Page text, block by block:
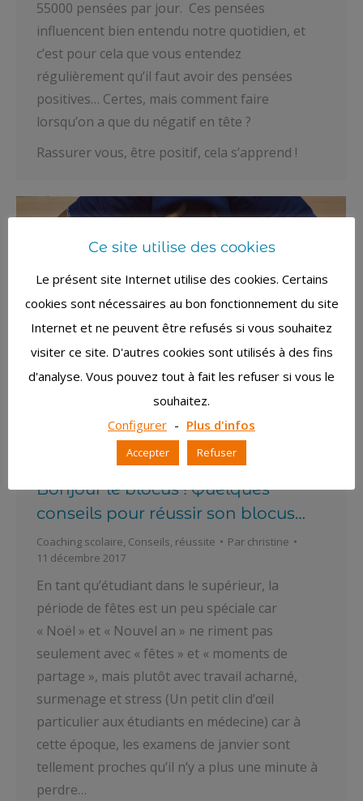
55000 pensées par jour. Ces pensées
influencent bien entendu notre quotidien, et
c’est pour cela que vous entendez
régulièrement qu’il faut avoir des pensées
positives… Certes, mais comment faire
lorsqu’on a que du négatif en tête ?
Rassurer vous, être positif, cela s’apprend !
Les fêtes sont à nos portes … Les
examens du supérieur aussi.
Bonjour le blocus ! Quelques
conseils pour réussir son blocus…
Coaching scolaire, Conseils, réussite Par christine
11 décembre 2017
En tant qu’étudiant dans le supérieur, la
période de fêtes est un peu spéciale car
« Noël » et « Nouvel an » ne riment pas
seulement avec « fêtes » et « moments de
partage », mais plutôt avec travail acharné,
surmenage et stress (Un petit clin d’œil
particulier aux étudiants en médecine) car à
cette époque, les examens de janvier sont
tellement proches qu’il n’y a plus une minute à
perdre…
Ce site utilise des cookies
Le présent site Internet utilise des cookies. Certains
cookies sont nécessaires au bon fonctionnement du site
Internet et ne peuvent être refusés si vous souhaitez
visiter ce site. D'autres cookies sont utilisés à des fins
d'analyse. Vous pouvez tout à fait les refuser si vous le
souhaitez.
Configurer - Plus d'infos
Accepter Refuser